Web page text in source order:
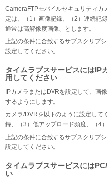
CameraFTPモバイルセキュリティカ
定は、（1）画像記録、（2）連続記
通常は高解像度画像、とします。
上記の条件に合致するサブスクリプ
設定してください。
タイムラプスサービスにはIP
用してください
IPカメラまたはDVRを設定して、画
するようにします。
カメラ/DVRを以下のように設定して
録、（3）低アップロード頻度、（4
上記の条件に合致するサブスクリプ
設定してください。
タイムラプスサービスには
い